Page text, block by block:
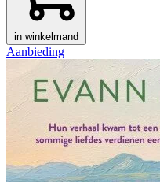
in winkelmand
Aanbieding